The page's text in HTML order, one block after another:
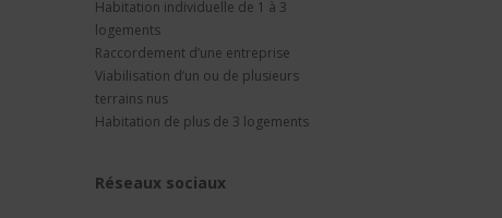
Habitation individuelle de 1 à 3
logements
Raccordement d’une entreprise
Viabilisation d’un ou de plusieurs
terrains nus
Habitation de plus de 3 logements
Réseaux sociaux